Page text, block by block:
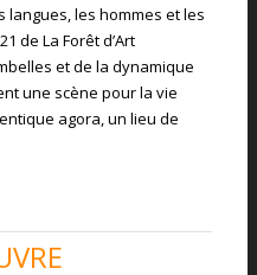
les hommes et les
de La Forêt d’Art
et de la dynamique
une scène pour la vie
agora, un lieu de